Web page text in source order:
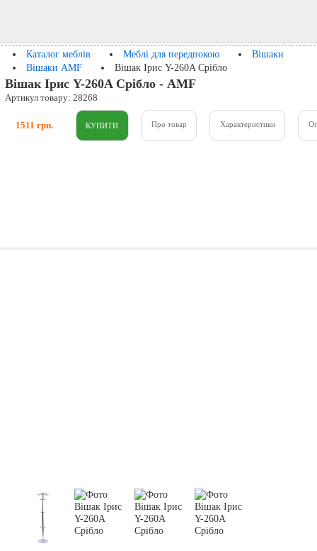
Каталог меблів Меблі для передпокою
Вішаки
Вішаки AMF
Вішак Ірис Y-260A Срібло
Вішак Ірис Y-260A Срібло - AMF
Артикул товару: 28268
1511 грн. Про товар Характеристики